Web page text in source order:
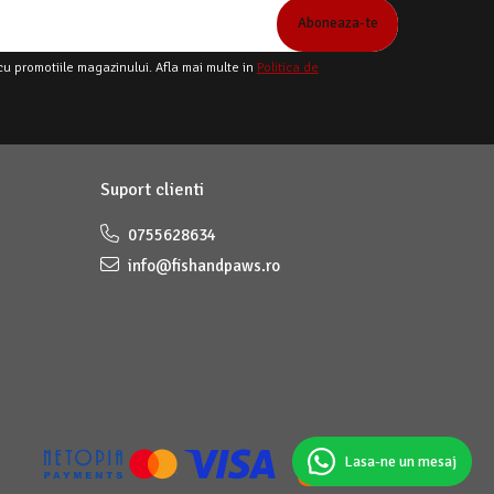
promotiile magazinului. Afla mai multe in Politica de
Suport clienti
0755628634
info@fishandpaws.ro
Lasa-ne un mesaj